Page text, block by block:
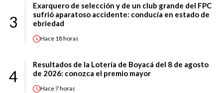
3
Exarquero de selección y de un club grande del FPC
sufrió aparatoso accidente: conducía en estado de
ebriedad
Hace 18 horas
4
Resultados de la Lotería de Boyacá del 8 de agosto
de 2026: conozca el premio mayor
Hace7 horas